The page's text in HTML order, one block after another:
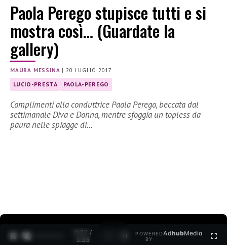
Paola Perego stupisce tutti e si
mostra così… (Guardate la
gallery)
MAURA MESSINA | 20 LUGLIO 2017
LUCIO-PRESTA PAOLA-PEREGO
Complimenti alla conduttrice Paola Perego, beccata dal
settimanale Diva e Donna, mentre sfoggia un topless da
paura nelle spiagge di…
0:27 /
3:35
POWERED
BY
AdhubMedia